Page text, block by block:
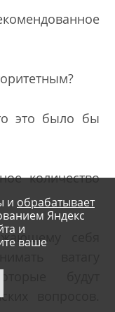
это было бы
количество
себя
ватагу
будут
вопросов.
и обрабатывает
Яндекс
и
ваше